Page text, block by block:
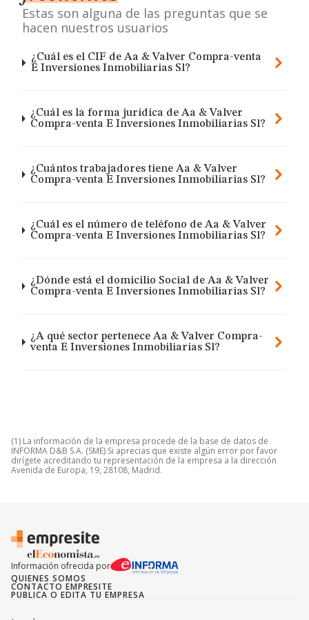
Estas son alguna de las preguntas que se
hacen nuestros usuarios
¿Cuál es el CIF de Aa & Valver Compra-venta
E Inversiones Inmobiliarias Sl?
¿Cuál es la forma jurídica de Aa & Valver
Compra-venta E Inversiones Inmobiliarias Sl?
¿Cuántos trabajadores tiene Aa & Valver
Compra-venta E Inversiones Inmobiliarias Sl?
¿Cuál es el número de teléfono de Aa & Valver
Compra-venta E Inversiones Inmobiliarias Sl?
¿Dónde está el domicilio Social de Aa & Valver
Compra-venta E Inversiones Inmobiliarias Sl?
¿A qué sector pertenece Aa & Valver Compra-
venta E Inversiones Inmobiliarias Sl?
(1) La información de la empresa procede de la base de datos de
INFORMA D&B S.A. (SME) Si aprecias que existe algún error por favor
dirígete acreditando tu representación de la empresa a la dirección
Avenida de Europa, 19, 28108, Madrid.
Información ofrecida por
QUIENES SOMOS
CONTACTO EMPRESITE
PUBLICA O EDITA TU EMPRESA